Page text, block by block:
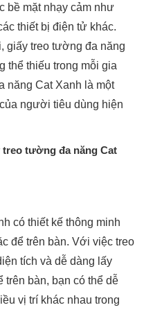
bề mặt nhạy cảm như
thiết bị điện tử khác.
giấy treo tường đa năng
thể thiếu trong mỗi gia
năng Cat Xanh là một
người tiêu dùng hiện
treo tường đa năng Cat
có thiết kế thông minh
để trên bàn. Với việc treo
tích và dễ dàng lấy
trên bàn, bạn có thể dễ
vị trí khác nhau trong